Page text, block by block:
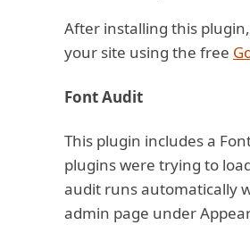
After installing this
your site using the free
Font Audit
This plugin includes a
plugins were trying to
audit runs automatically
admin page under